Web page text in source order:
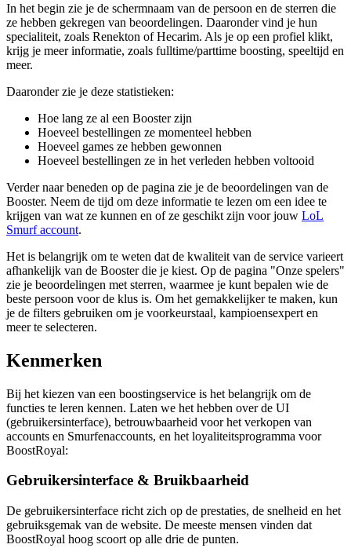
In het begin zie je de schermnaam van de persoon en de sterren die
ze hebben gekregen van beoordelingen. Daaronder vind je hun
specialiteit, zoals Renekton of Hecarim. Als je op een profiel klikt,
krijg je meer informatie, zoals fulltime/parttime boosting, speeltijd en
meer.
Daaronder zie je deze statistieken:
Hoe lang ze al een Booster zijn
Hoeveel bestellingen ze momenteel hebben
Hoeveel games ze hebben gewonnen
Hoeveel bestellingen ze in het verleden hebben voltooid
Verder naar beneden op de pagina zie je de beoordelingen van de
Booster. Neem de tijd om deze informatie te lezen om een idee te
krijgen van wat ze kunnen en of ze geschikt zijn voor jouw LoL
Smurf account.
Het is belangrijk om te weten dat de kwaliteit van de service varieert
afhankelijk van de Booster die je kiest. Op de pagina "Onze spelers"
zie je beoordelingen met sterren, waarmee je kunt bepalen wie de
beste persoon voor de klus is. Om het gemakkelijker te maken, kun
je de filters gebruiken om je voorkeurstaal, kampioensexpert en
meer te selecteren.
Kenmerken
Bij het kiezen van een boostingservice is het belangrijk om de
functies te leren kennen. Laten we het hebben over de UI
(gebruikersinterface), betrouwbaarheid voor het verkopen van
accounts en Smurfenaccounts, en het loyaliteitsprogramma voor
BoostRoyal:
Gebruikersinterface & Bruikbaarheid
De gebruikersinterface richt zich op de prestaties, de snelheid en het
gebruiksgemak van de website. De meeste mensen vinden dat
BoostRoyal hoog scoort op alle drie de punten.